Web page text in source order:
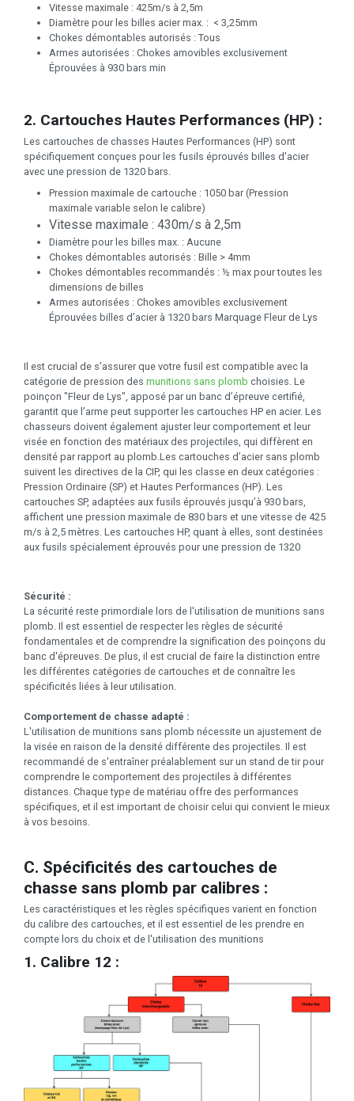
Vitesse maximale : 425m/s à 2,5m
Diamètre pour les billes acier max. : < 3,25mm
Chokes démontables autorisés : Tous
Armes autorisées : Chokes amovibles exclusivement
Éprouvées à 930 bars min
2. Cartouches Hautes Performances (HP) :
Les cartouches de chasses Hautes Performances (HP) sont
spécifiquement conçues pour les fusils éprouvés billes d'acier
avec une pression de 1320 bars.
Pression maximale de cartouche : 1050 bar (Pression
maximale variable selon le calibre)
Vitesse maximale : 430m/s à 2,5m
Diamètre pour les billes max. : Aucune
Chokes démontables autorisés : Bille > 4mm
Chokes démontables recommandés : ½ max pour toutes les
dimensions de billes
Armes autorisées : Chokes amovibles exclusivement
Éprouvées billes d’acier à 1320 bars Marquage Fleur de Lys
Il est crucial de s’assurer que votre fusil est compatible avec la
catégorie de pression des munitions sans plomb choisies. Le
poinçon "Fleur de Lys", apposé par un banc d’épreuve certifié,
garantit que l’arme peut supporter les cartouches HP en acier. Les
chasseurs doivent également ajuster leur comportement et leur
visée en fonction des matériaux des projectiles, qui diffèrent en
densité par rapport au plomb.Les cartouches d’acier sans plomb
suivent les directives de la CIP, qui les classe en deux catégories :
Pression Ordinaire (SP) et Hautes Performances (HP). Les
cartouches SP, adaptées aux fusils éprouvés jusqu’à 930 bars,
affichent une pression maximale de 830 bars et une vitesse de 425
m/s à 2,5 mètres. Les cartouches HP, quant à elles, sont destinées
aux fusils spécialement éprouvés pour une pression de 1320
Sécurité :
La sécurité reste primordiale lors de l'utilisation de munitions sans
plomb. Il est essentiel de respecter les règles de sécurité
fondamentales et de comprendre la signification des poinçons du
banc d'épreuves. De plus, il est crucial de faire la distinction entre
les différentes catégories de cartouches et de connaître les
spécificités liées à leur utilisation.
Comportement de chasse adapté :
L'utilisation de munitions sans plomb nécessite un ajustement de
la visée en raison de la densité différente des projectiles. Il est
recommandé de s'entraîner préalablement sur un stand de tir pour
comprendre le comportement des projectiles à différentes
distances. Chaque type de matériau offre des performances
spécifiques, et il est important de choisir celui qui convient le mieux
à vos besoins.
C. Spécificités des cartouches de
chasse sans plomb par calibres :
Les caractéristiques et les règles spécifiques varient en fonction
du calibre des cartouches, et il est essentiel de les prendre en
compte lors du choix et de l'utilisation des munitions
1. Calibre 12 :